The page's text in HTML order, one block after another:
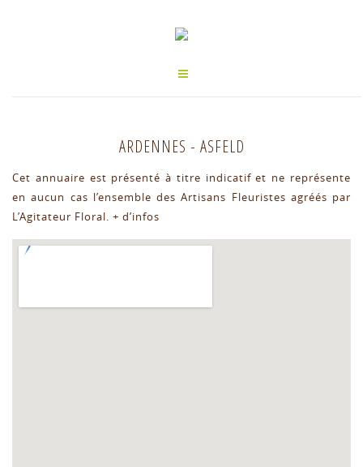
ARDENNES - ASFELD
Cet annuaire est présenté à titre indicatif et ne représente
en aucun cas l’ensemble des Artisans Fleuristes agréés par
L’Agitateur Floral. + d’infos